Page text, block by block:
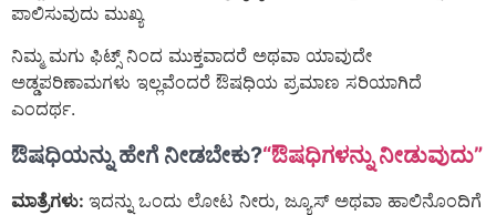
ಪಾಲಿಸುವುದು ಮುಖ್ಯ
ನಿಮ್ಮ ಮಗು ಫಿಟ್ಸ್ ನಿಂದ ಮುಕ್ತವಾದರೆ ಅಥವಾ ಯಾವುದೇ
ಅಡ್ಡಪರಿಣಾಮಗಳು ಇಲ್ಲವೆಂದರೆ ಔಷಧಿಯ ಪ್ರಮಾಣ ಸರಿಯಾಗಿದೆ
ಎಂದರ್ಥ.
ಔಷಧಿಯನ್ನು ಹೇಗೆ ನೀಡಬೇಕು?“ಔಷಧಿಗಳನ್ನು ನೀಡುವುದು”
ಮಾತ್ರೆಗಳು: ಇದನ್ನು ಒಂದು ಲೋಟ ನೀರು, ಜ್ಯೂಸ್ ಅಥವಾ ಹಾಲಿನೊಂದಿಗೆ